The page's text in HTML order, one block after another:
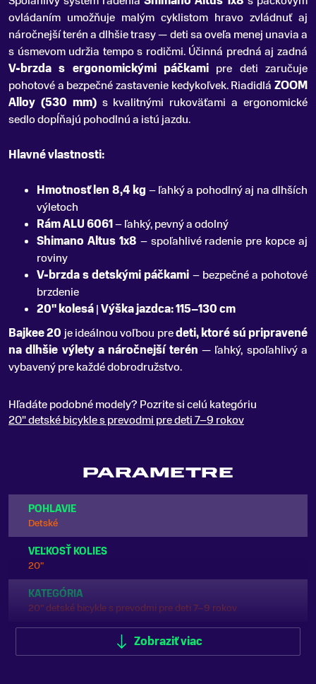
ovládaním umožňuje malým cyklistom hravo zvládnuť aj
náročnejší terén a dlhšie trasy — deti sa oveľa menej unavia a
s úsmevom udržia tempo s rodičmi. Účinná predná aj zadná
V-brzda s ergonomickými páčkami pre deti zaručuje
pohotové a bezpečné zastavenie kedykoľvek. Riadidlá ZOOM
Alloy (530 mm)s kvalitnými rukoväťami a ergonomické
sedlo dopĺňajú pohodlnú a istú jazdu.
Hlavné vlastnosti:
Hmotnosť len 8,4 kg – ľahký a pohodlný aj na dlhších
výletoch
Rám ALU 6061– ľahký, pevný a odolný
Shimano Altus 1x8 – spoľahlivé radenie pre kopce aj
roviny
V-brzda s detskými páčkami – bezpečné a pohotové
brzdenie
20" kolesá|Výška jazdca: 115–130 cm
Bajkee 20 je ideálnou voľbou predeti, ktoré sú pripravené
na dlhšie výlety a náročnejší terén — ľahký, spoľahlivý a
vybavený pre každé dobrodružstvo.
Hľadáte podobné modely? Pozrite si celú kategóriu
20" detské bicykle s prevodmi pre deti 7–9 rokov
PARAMETRE
POHLAVIE
Detské
VEĽKOSŤ KOLIES
20"
KATEGÓRIA
20" detské bicykle s prevodmi pre deti 7–9 rokov
Zobraziť viac